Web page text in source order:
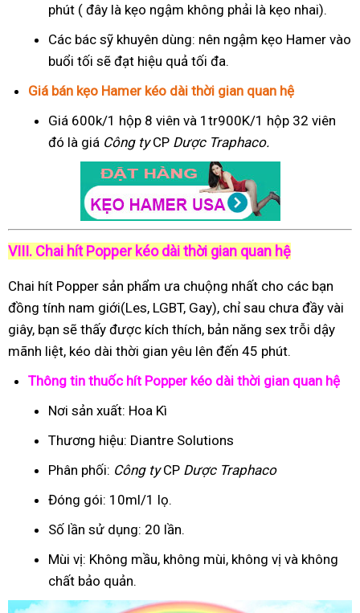
phút ( đây là kẹo ngậm không phải là kẹo nhai).
Các bác sỹ khuyên dùng: nên ngậm kẹo Hamer vào
buổi tối sẽ đạt hiệu quả tối đa.
Giá bán kẹo Hamer kéo dài thời gian quan hệ
Giá 600k/1 hộp 8 viên và 1tr900K/1 hộp 32 viên
đó là giá Công tyCP Dược Traphaco.
VIII. Chai hít Popper kéo dài thời gian quan hệ
Chai hít Popper sản phẩm ưa chuộng nhất cho các bạn
đồng tính nam giới(Les, LGBT, Gay), chỉ sau chưa đầy vài
giây, bạn sẽ thấy được kích thích, bản năng sex trỗi dậy
mãnh liệt, kéo dài thời gian yêu lên đến 45 phút.
Thông tin thuốc hít Popper kéo dài thời gian quan hệ
Nơi sản xuất: Hoa Kì
Thương hiệu: Diantre Solutions
Phân phối: Công tyCP Dược Traphaco
Đóng gói: 10ml/1 lọ.
Số lần sử dụng: 20 lần.
Mùi vị: Không mầu, không mùi, không vị và không
chất bảo quản.